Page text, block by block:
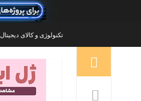
تکنولوژی و کالای دیجیتال